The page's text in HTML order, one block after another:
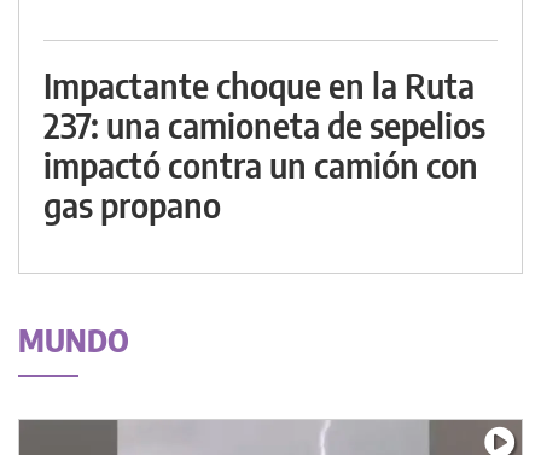
Impactante choque en la Ruta
237: una camioneta de sepelios
impactó contra un camión con
gas propano
MUNDO